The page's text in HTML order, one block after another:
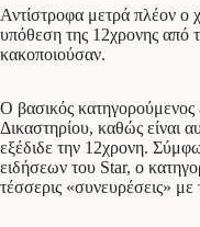
Αντίστροφα μετρά πλέον ο
υπόθεση της 12χρονης από
κακοποιούσαν.
Ο βασικός
Δικαστηρίου, καθώς είναι
εξέδιδε την 12χρονη.
ειδήσεων του Star, ο
τέσσερις «συνευρέσεις» με